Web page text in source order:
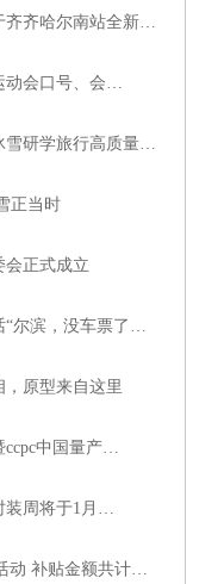
齐齐哈尔南站全新…
动会口号、会…
雪研学旅行高质量…
正当时
会正式成立
“尔滨，没车票了…
原型来自这里
ccpc中国量产…
装周将于1月…
动 补贴金额共计…